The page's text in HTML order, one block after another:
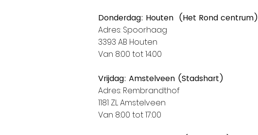
Donderdag: Houten (Het Rond centrum)
Adres: Spoorhaag
3393 AB Houten
Van 8:00 tot 14:00
Vrijdag: Amstelveen (Stadshart)
Adres: Rembrandthof
1181 ZL Amstelveen
Van 8:00 tot 17:00